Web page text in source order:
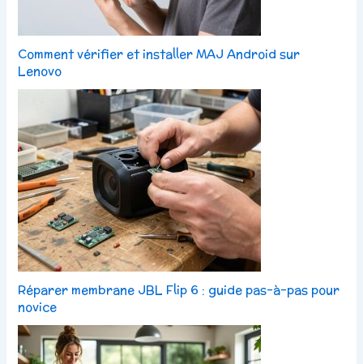
Comment vérifier et installer MAJ Android sur
Lenovo
Réparer membrane JBL Flip 6 : guide pas-à-pas pour
novice